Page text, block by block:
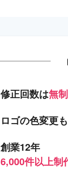
修正回数は無
ロゴの色変更も
創業12年
6,000件以上制